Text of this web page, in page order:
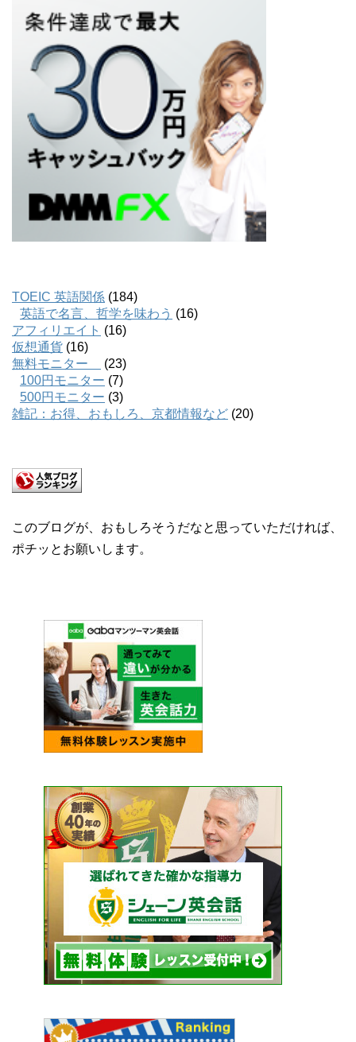
TOEIC 英語関係 (184)
英語で名言、哲学を味わう (16)
アフィリエイト (16)
仮想通貨 (16)
無料モニター
(23)
100円モニター (7)
500円モニター (3)
雑記：お得、おもしろ、京都情報など (20)
このブログが、おもしろそうだなと思っていただければ、
ポチッとお願いします。